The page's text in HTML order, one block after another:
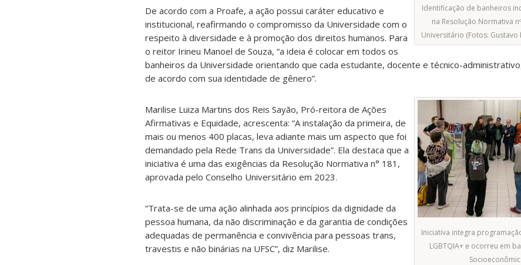
Identificação de banheiros
na Resolução Normativa
Universitário (Fotos: Gustavo
De acordo com a Proafe, a ação possui caráter educativo e
institucional, reafirmando o compromisso da Universidade com o
respeito à diversidade e à promoção dos direitos humanos. Para
o reitor Irineu Manoel de Souza, “a ideia é colocar em todos os
banheiros da Universidade orientando que cada estudante, docente e técnico-
de acordo com sua identidade de gênero”.
Iniciativa integra
LGBTQIA+ e ocorreu em
Marilise Luiza Martins dos Reis Sayão, Pró-reitora de Ações
Afirmativas e Equidade, acrescenta: “A instalação da primeira, de
mais ou menos 400 placas, leva adiante mais um aspecto que foi
demandado pela Rede Trans da Universidade”. Ela destaca que a
iniciativa é uma das exigências da Resolução Normativa n° 181,
aprovada pelo Conselho Universitário em 2023.
“Trata-se de uma ação alinhada aos princípios da dignidade da
pessoa humana, da não discriminação e da garantia de condições
adequadas de permanência e convivência para pessoas trans,
travestis e não binárias na UFSC”, diz Marilise.